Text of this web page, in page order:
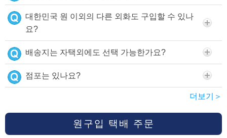
대한민국 원 이외의 다른 외화도 구입할 수 있나
요?
배송지는 자택외에도 선택 가능한가요?
점포는 있나요?
더보기＞
원구입 택배 주문